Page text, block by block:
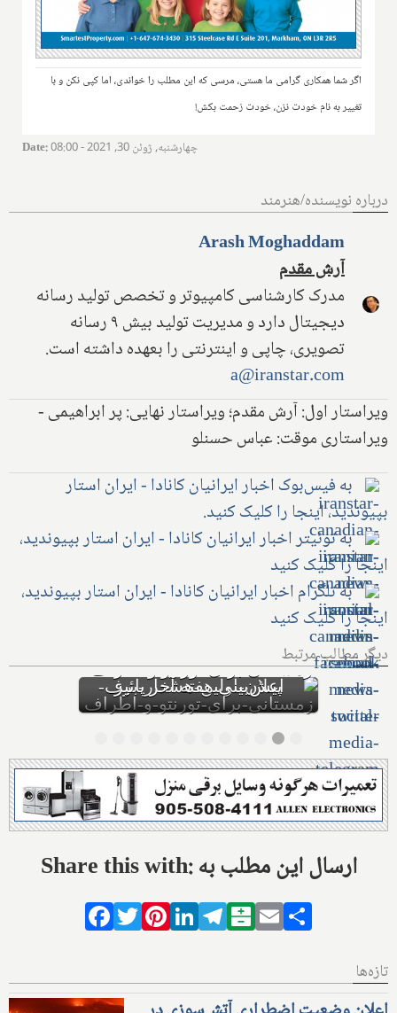
اگر شما همکاری گرامی ما هستی، مرسی که این مطلب را خواندی، اما کپی نکن و با
تغییر به نام خودت نزن، خودت زحمت بکش!
Date: چهارشنبه, ژوئن 30, 2021 - 08:00
درباره نویسنده/هنرمند
Arash Moghaddam
آرش مقدم
مدرک کارشناسی کامپیوتر و تخصص تولید رسانه
دیجیتال دارد و مدیریت تولید بیش ۹ رسانه
تصویری، چاپی و اینترنتی را بعهده داشته است.
a@iranstar.com
ویراستار اول: آرش مقدم؛ ویراستار نهایی: پر ابراهیمی -
ویراستاری موقت: عباس حسنلو
به فیس‌بوک اخبار ایرانیان کانادا - ایران استار
بپیوندید، اینجا را کلیک کنید.
به توئیتر اخبار ایرانیان کانادا - ایران استار بپیوندید،
اینجا را کلیک کنید
به تلگرام اخبار ایرانیان کانادا - ایران استار بپیوندید،
اینجا را کلیک کنید
دیگر مطالب مرتبطاولین بارش برف سنگین
زمستانی، مونترال و شرق
کانادا را در نوردید
Share this with: ارسال این مطلب به
Facebook
TwitterPinterest
LinkedIn
Telegram
Balatarin
Email
تازه‌ها